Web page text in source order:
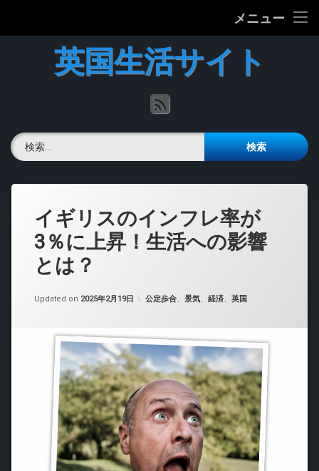
メニュー
英国の文化について
掲示板
英国生活サイト
RSS
イギリスのインフレ率が
3％に上昇！生活への影響
とは？
Updated on 2025年2月19日 カテゴリー:
公定歩合、 景気、 経済、 英国